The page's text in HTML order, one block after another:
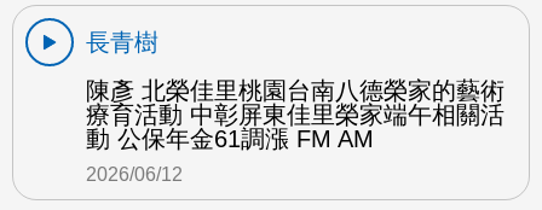
長青樹
陳彥 北榮佳里桃園台南八德榮家的藝術
療育活動 中彰屏東佳里榮家端午相關活
動 公保年金61調漲 FM AM
2026/06/12